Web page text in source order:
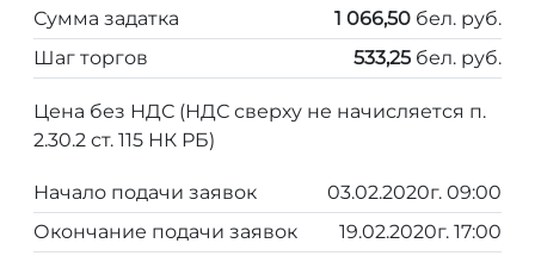
Сумма задатка
1 066,50 бел. руб.
Шаг торгов
533,25 бел. руб.
Цена без НДС (НДС сверху не начисляется п.
2.30.2 ст. 115 НК РБ)
Начало подачи заявок
03.02.2020г. 09:00
Окончание подачи заявок
19.02.2020г. 17:00